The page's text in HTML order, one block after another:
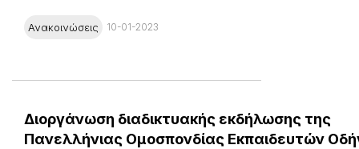
Ανακοινώσεις 10-01-2023
Διοργάνωση διαδικτυακής εκδήλωσης της
Πανελλήνιας Ομοσπονδίας Εκπαιδευτών